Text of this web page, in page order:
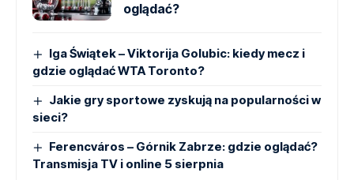
oglądać?
Iga Świątek – Viktorija Golubic: kiedy mecz i
gdzie oglądać WTA Toronto?
Jakie gry sportowe zyskują na popularności w
sieci?
Ferencváros – Górnik Zabrze: gdzie oglądać?
Transmisja TV i online 5 sierpnia